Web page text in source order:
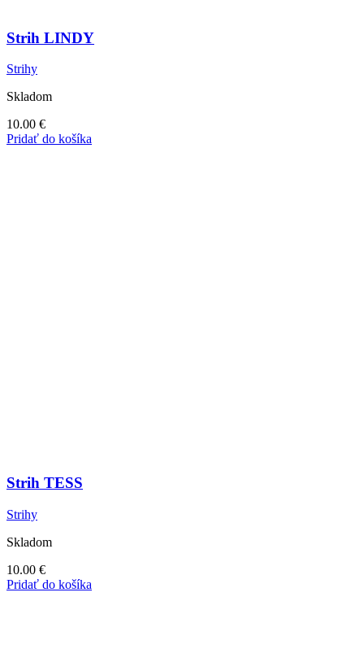
Strih LINDY
Strihy
Skladom
10.00 €
Pridať do košíka
Strih TESS
Strihy
Skladom
10.00 €
Pridať do košíka